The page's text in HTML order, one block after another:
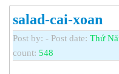
salad-cai-xoan
Post by: - Post date: Thứ
count: 548